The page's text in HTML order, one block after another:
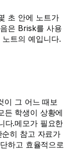
초 안에 노트가
은 Brisk를 사용
트의 예입니다.
이 그 어느 때보
든 학생이 상황에
다.메모가 필요한
히 참고 자료가
하고 효율적으로